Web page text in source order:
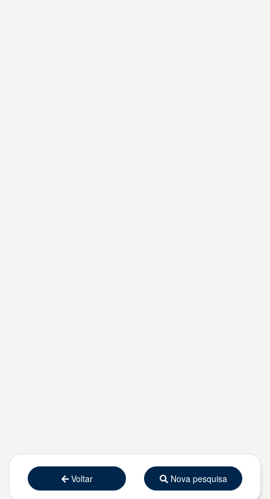
Voltar Nova pesquisa